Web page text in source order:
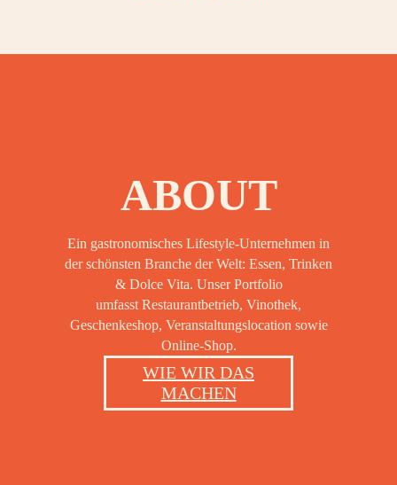
ABOUT
Ein gastronomisches Lifestyle-Unternehmen in
der schönsten Branche der Welt: Essen, Trinken
& Dolce Vita. Unser Portfolio
umfasst Restaurantbetrieb, Vinothek,
Geschenkeshop, Veranstaltungslocation sowie
Online-Shop.
WIE WIR DAS
MACHEN